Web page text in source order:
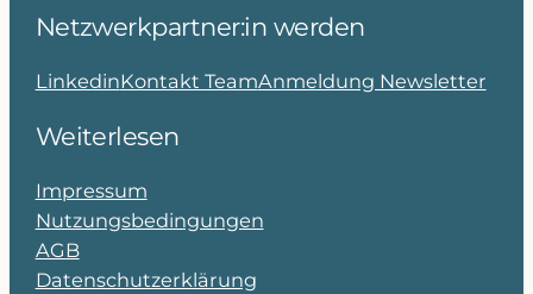
Netzwerkpartner:in werden
LinkedinKontakt TeamAnmeldung Newsletter
Weiterlesen
Impressum
Nutzungsbedingungen
AGB
Datenschutzerklärung